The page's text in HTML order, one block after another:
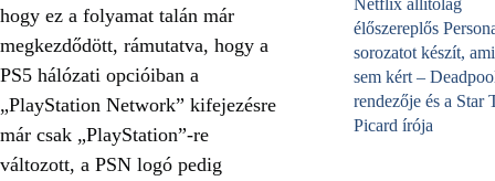
hogy ez a folyamat talán már
megkezdődött, rámutatva, hogy a
PS5 hálózati opcióiban a
„PlayStation Network” kifejezésre
már csak „PlayStation”-re
változott, a PSN logó pedig
Netflix állítólag
élőszereplős
sorozatot készít,
sem kért –
rendezője és a Star
Picard írója